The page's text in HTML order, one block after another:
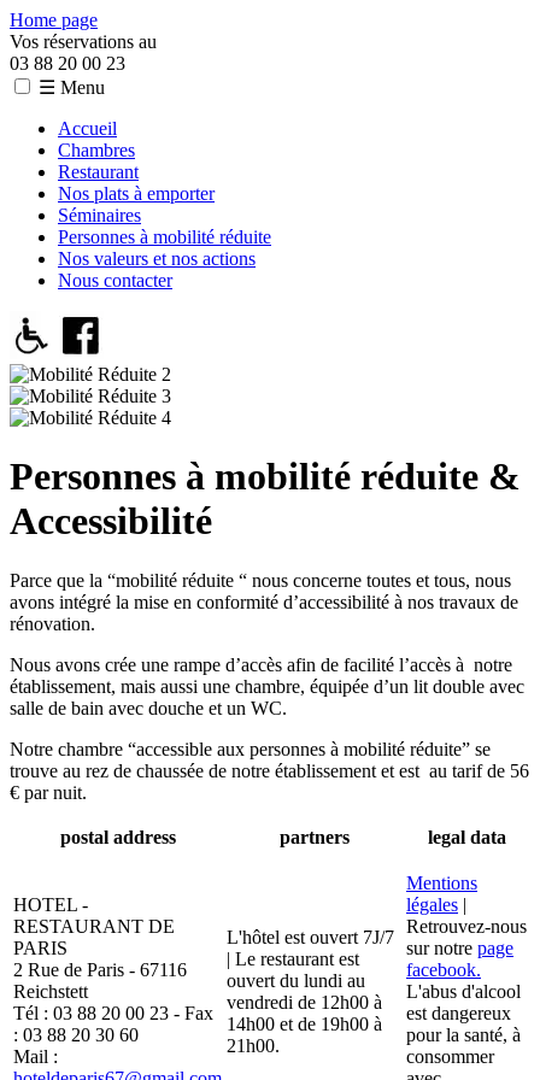
Home page
Vos réservations au
03 88 20 00 23
☰ Menu
Accueil
Chambres
Restaurant
Nos plats à emporter
Séminaires
Personnes à mobilité réduite
Nos valeurs et nos actions
Nous contacter
Personnes à mobilité réduite &
Accessibilité
Parce que la “mobilité réduite “ nous concerne toutes et tous, nous
avons intégré la mise en conformité d’accessibilité à nos travaux de
rénovation.
Nous avons crée une rampe d’accès afin de facilité l’accès à notre
établissement, mais aussi une chambre, équipée d’un lit double avec
salle de bain avec douche et un WC.
Notre chambre “accessible aux personnes à mobilité réduite” se
trouve au rez de chaussée de notre établissement et est au tarif de 56
€ par nuit.
postal address partners legal data
HOTEL -
RESTAURANT DE
PARIS
2 Rue de Paris - 67116
Reichstett
Tél : 03 88 20 00 23 - Fax
: 03 88 20 30 60
Mail :
L'hôtel est ouvert 7J/7
| Le restaurant est
ouvert du lundi au
vendredi de 12h00 à
14h00 et de 19h00 à
21h00.
Mentions
légales |
Retrouvez-nous
sur notre page
facebook.
L'abus d'alcool
est dangereux
pour la santé, à
consommer